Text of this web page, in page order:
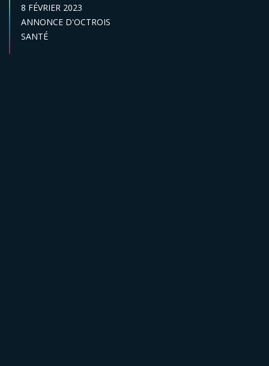
DATE DE PUBLICATION :
8 FÉVRIER 2023
Catégories :
ANNONCE D'OCTROIS
Secteur :
SANTÉ